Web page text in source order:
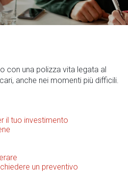
con una polizza vita legata al
anche nei momenti più difficili.
il tuo investimento
un preventivo